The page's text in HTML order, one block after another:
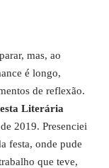
mas, ao
é longo,
de reflexão.
Literária
2019. Presenciei
festa, onde pude
que teve,